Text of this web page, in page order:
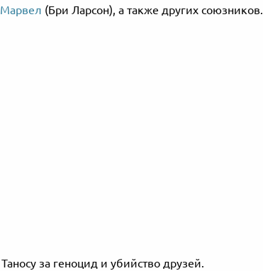
Марвел (Бри Ларсон), а также других союзников.
за геноцид и убийство друзей.